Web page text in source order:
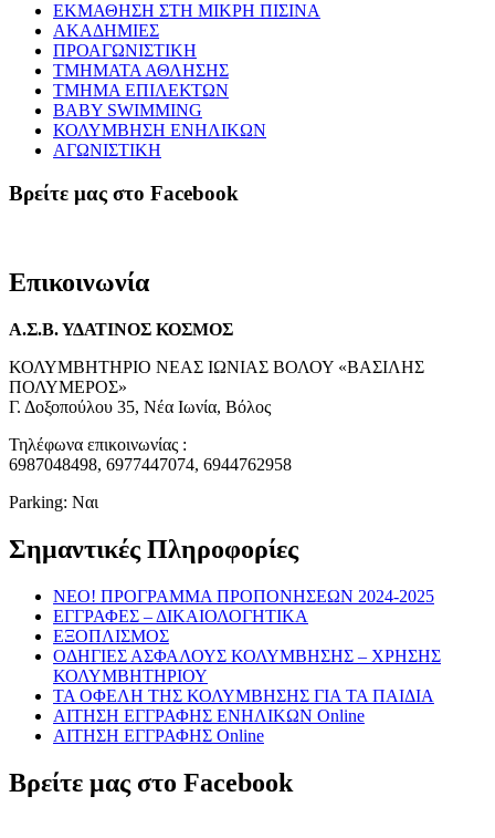
ΕΚΜΑΘΗΣΗ ΣΤΗ ΜΙΚΡΗ ΠΙΣΙΝΑ
ΑΚΑΔΗΜΙΕΣ
ΠΡΟΑΓΩΝΙΣΤΙΚΗ
ΤΜΗΜΑΤΑ ΑΘΛΗΣΗΣ
ΤΜΗΜΑ ΕΠΙΛΕΚΤΩΝ
BABY SWIMMING
ΚΟΛΥΜΒΗΣΗ ΕΝΗΛΙΚΩΝ
ΑΓΩΝΙΣΤΙΚΗ
Βρείτε μας στο Facebook
Επικοινωνία
Α.Σ.Β. ΥΔΑΤΙΝΟΣ ΚΟΣΜΟΣ
ΚΟΛΥΜΒΗΤΗΡΙΟ ΝΕΑΣ ΙΩΝΙΑΣ ΒΟΛΟΥ «ΒΑΣΙΛΗΣ
ΠΟΛΥΜΕΡΟΣ»
Γ. Δοξοπούλου 35, Νέα Ιωνία, Βόλος
Τηλέφωνα επικοινωνίας :
6987048498, 6977447074, 6944762958
Parking: Ναι
Σημαντικές Πληροφορίες
NEO! ΠΡΟΓΡΑΜΜΑ ΠΡΟΠΟΝΗΣΕΩΝ 2024-2025
ΕΓΓΡΑΦΕΣ – ΔΙΚΑΙΟΛΟΓΗΤΙΚΑ
ΕΞΟΠΛΙΣΜΟΣ
ΟΔΗΓΙΕΣ ΑΣΦΑΛΟΥΣ ΚΟΛΥΜΒΗΣΗΣ – ΧΡΗΣΗΣ
ΚΟΛΥΜΒΗΤΗΡΙΟΥ
ΤΑ ΟΦΕΛΗ ΤΗΣ ΚΟΛΥΜΒΗΣΗΣ ΓΙΑ ΤΑ ΠΑΙΔΙΑ
ΑΙΤΗΣΗ ΕΓΓΡΑΦΗΣ ΕΝΗΛΙΚΩΝ Online
ΑΙΤΗΣΗ ΕΓΓΡΑΦΗΣ Online
Βρείτε μας στο Facebook